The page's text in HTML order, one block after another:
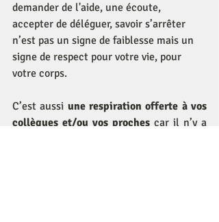
demander de l'aide, une écoute,
accepter de déléguer, savoir s’arrêter
n’est pas un signe de faiblesse mais un
signe de respect pour votre vie, pour
votre corps.
C’est aussi une respiration offerte à vos
collègues et/ou vos proches car il n’y a